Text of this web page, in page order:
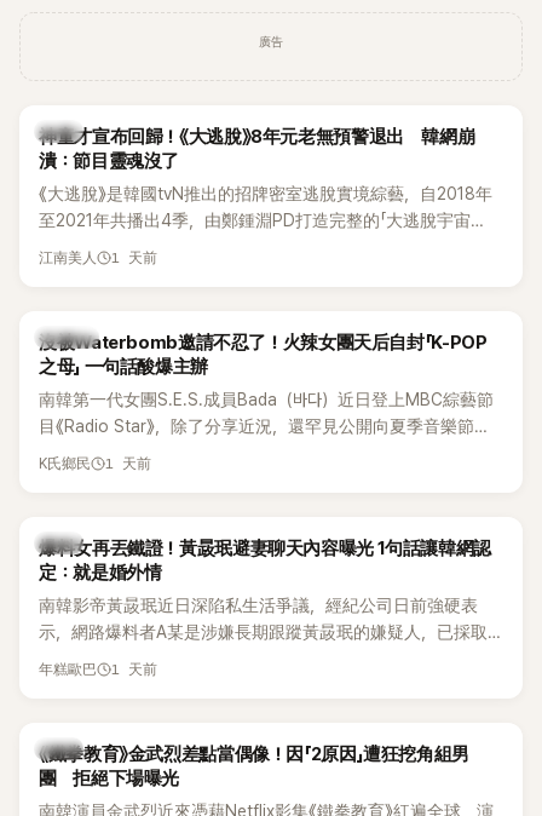
鎮》，邀請同時兼顧工作與育兒的演藝圈代表「媽媽群」——李智
惠、李賢怡、李恩亨，以第13位「My Star」身分登場，分享最真
邊搭車邊聊天，氣氛輕鬆。聊到最近的新聞，李瑞鎮突然直球
發問：「妳不是上新聞了？說妳去做整形？是人中縮短手術嗎？」
一貫犀利又不留情的問法，讓現場瞬間笑成一片。對此，李智
惠也毫不閃躲，淡定接招，兩人鬥嘴默契十足。 話題接著一路
開過記者會？」直接點名她當年的風波。李智惠聽了忍不住笑
當年情況，李智惠終於鬆口坦言，當時確實被質疑動過隆胸手
術。她回憶：「拍了比基尼照片之後，就開始被說是不是去隆乳
了。」為了澄清誤會，她只好親自站出來說清楚。 李智惠進一步
解釋，當時隆胸手術幾乎只有「腋下切開」一種方式，「所以我就
想，既然一直說我有做，那我乾脆把腋下給大家看，證明我根
召開了一場泳裝記者招待會。當時她穿著比基尼站在一排攝影
機前，面對媒體擺出各種姿勢，畫面至今仍被網友津津樂道。
這段為平息爭議、直接公開腋下畫面自證清白的往事再度被提
起，節目現場立刻充滿驚呼聲與笑聲，也再次讓人見識到她面
對流言時「豁出去」的直率性格。其實她過去也曾在 SBS 節目
《脫掉鞋子恢單4Men》 中，親自公開那張當年引發話題的「腋下
員身分出道，該團在 2000 年代初期紅極一時，由李智惠、徐
智英兩位女成員，以及張錫炫、Chris Kim 兩位男成員組成。不
過後來爆出長達四年的團內霸凌風波，甚至傳出徐智英母親對
廣告
韓星
神童才宣布回歸！《大逃脫》8年元老無預警退出 韓網崩
潰：節目靈魂沒了
《大逃脫》是韓國tvN推出的招牌密室逃脫實境綜藝，自2018年
至2021年共播出4季，由鄭鍾淵PD打造完整的「大逃脫宇宙
（DTCU）」，憑藉燒腦劇情、電影級場景與龐大世界觀，累積
江南美人 1 天前
K-POP
沒被Waterbomb邀請不忍了！火辣女團天后自封「K-POP
之母」 一句話酸爆主辦
南韓第一代女團S.E.S.成員Bada（바다）近日登上MBC綜藝節
目《Radio Star》，除了分享近況，還罕見公開向夏季音樂節
Waterbomb喊話，笑稱自己至今從未受邀演出，更幽默表示：
K氏鄉民 1 天前
韓星
爆料女再丟鐵證！黃晸珉避妻聊天內容曝光 1句話讓韓網認
定：就是婚外情
南韓影帝黃晸珉近日深陷私生活爭議，經紀公司日前強硬表
示，網路爆料者A某是涉嫌長期跟蹤黃晸珉的嫌疑人，已採取
法律行動。不過，A某並未因此停止發聲，5日再度透過社群平
年糕歐巴 1 天前
韓星
《鐵拳教育》金武烈差點當偶像！因「2原因」遭狂挖角組男
團 拒絕下場曝光
南韓演員金武烈近來憑藉Netflix影集《鐵拳教育》紅遍全球，演